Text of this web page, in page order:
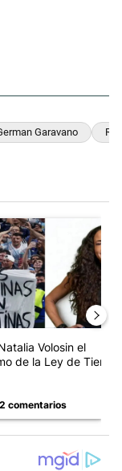
Garavano
en CABA
de tendencia con
Volosin el
de la Ley de Tierras
comentarios